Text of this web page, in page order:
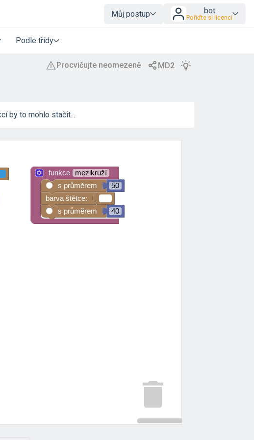
Můj postup bot
Pořiďte si licenci
Podle třídy
by to mohlo stačit...
50
40
s průměrem
barva štětce:
s průměrem
funkce mezikruží